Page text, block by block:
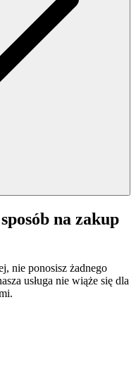
na zakup
nie ponosisz żadnego
usługa nie wiąże się dla